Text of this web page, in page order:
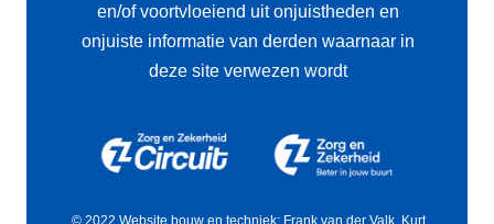
en/of voortvloeiend uit onjuistheden en
onjuiste informatie van derden waarnaar in
deze site verwezen wordt
© 2022 Website bouw en techniek: Frank van der Valk, Kurt